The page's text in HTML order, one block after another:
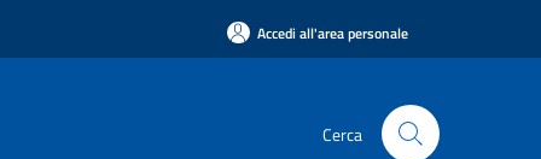
Accedi all'area personale
Cerca